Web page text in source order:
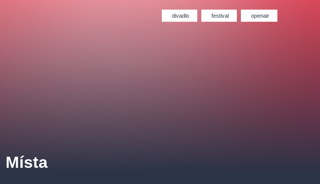
divadlo festival openair
Místa